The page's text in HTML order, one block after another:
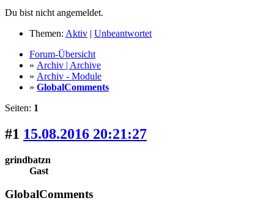
Du bist nicht angemeldet.
Themen: Aktiv | Unbeantwortet
Forum-Übersicht
» Archiv | Archive
» Archiv - Module
» GlobalComments
Seiten: 1
#1 15.08.2016 20:21:27
grindbatzn
Gast
GlobalComments